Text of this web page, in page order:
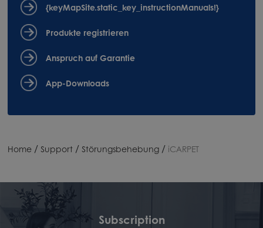
{keyMapSite.static_key_instructionManuals!}
Produkte registrieren
Anspruch auf Garantie
App-Downloads
Home / Support / Störungsbehebung / iCARPET
Subscription